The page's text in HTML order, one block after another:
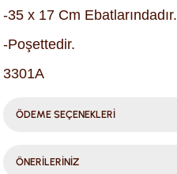
-35 x 17 Cm Ebatlarındadır.
-Poşettedir.
3301A
ÖDEME SEÇENEKLERİ
ÖNERİLERİNİZ